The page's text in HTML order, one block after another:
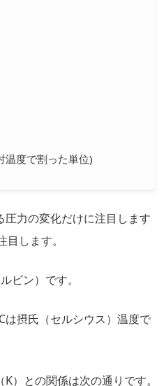
温度で割った単位)
力の変化だけに注目します
します。
ビン）です。
摂氏（セルシウス）温度で
）との関係は次の通りです。